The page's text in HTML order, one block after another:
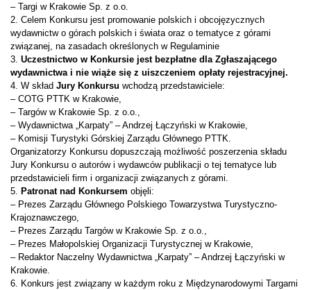
– Targi w Krakowie Sp. z o.o.
2. Celem Konkursu jest promowanie polskich i obcojęzycznych
wydawnictw o górach polskich i świata oraz o tematyce z górami
związanej, na zasadach określonych w Regulaminie
3. Uczestnictwo w Konkursie jest bezpłatne dla Zgłaszającego
wydawnictwa i nie wiąże się z uiszczeniem opłaty rejestracyjnej.
4. W skład Jury Konkursu wchodzą przedstawiciele:
– COTG PTTK w Krakowie,
– Targów w Krakowie Sp. z o.o.,
– Wydawnictwa „Karpaty” – Andrzej Łączyński w Krakowie,
– Komisji Turystyki Górskiej Zarządu Głównego PTTK.
Organizatorzy Konkursu dopuszczają możliwość poszerzenia składu
Jury Konkursu o autorów i wydawców publikacji o tej tematyce lub
przedstawicieli firm i organizacji związanych z górami.
5.
Patronat nad Konkursem objęli:
– Prezes Zarządu Głównego Polskiego Towarzystwa Turystyczno-
Krajoznawczego,
– Prezes Zarządu Targów w Krakowie Sp. z o.o.,
– Prezes Małopolskiej Organizacji Turystycznej w Krakowie,
– Redaktor Naczelny Wydawnictwa „Karpaty” – Andrzej Łączyński w
Krakowie.
6. Konkurs jest związany w każdym roku z Międzynarodowymi Targami